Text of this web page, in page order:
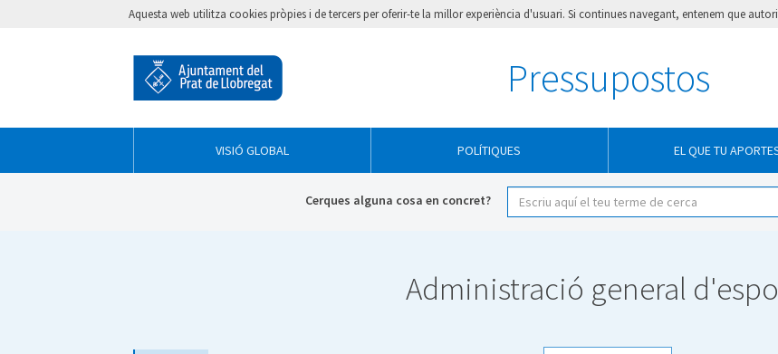
Aquesta web utilitza cookies pròpies i de tercers per oferir-te la millor experiència d'usuari. Si continues navegant, entenem que
Pressupostos
VISIÓ GLOBAL POLÍTIQUES EL QUE TU
Cerques alguna cosa en concret?
Administració general